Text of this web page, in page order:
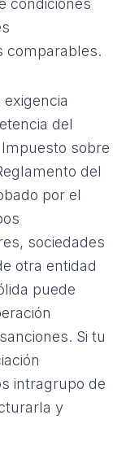
condiciones
comparables.
del
sobre
del
por el
sociedades
otra entidad
puede
Si tu
intragrupo de
y